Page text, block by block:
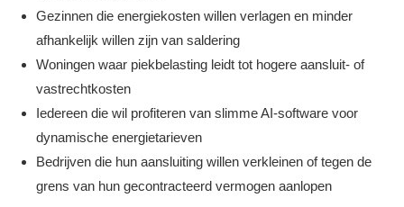
Gezinnen die energiekosten willen verlagen en minder
afhankelijk willen zijn van saldering
Woningen waar piekbelasting leidt tot hogere aansluit- of
vastrechtkosten
Iedereen die wil profiteren van slimme AI-software voor
dynamische energietarieven
Bedrijven die hun aansluiting willen verkleinen of tegen de
grens van hun gecontracteerd vermogen aanlopen